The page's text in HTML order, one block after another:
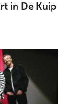
in De Kuip